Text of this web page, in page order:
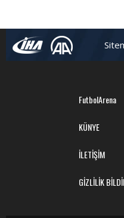
FutbolArena
KÜNYE
İLETİŞİM
GİZLİLİK